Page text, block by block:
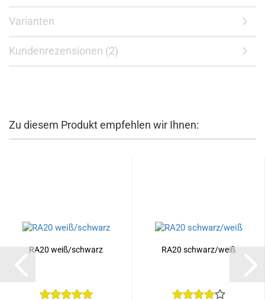
Varianten
Kundenrezensionen (2)
Zu diesem Produkt empfehlen wir Ihnen:
RA20 weiß/schwarz RA20 schwarz/weiß